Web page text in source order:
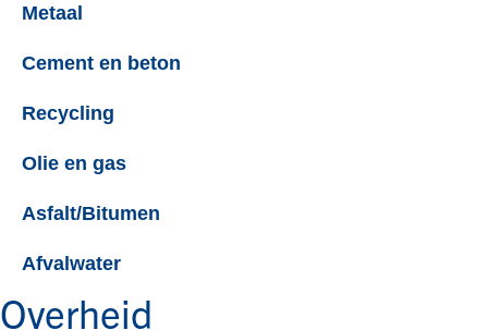
Metaal
Cement en beton
Recycling
Olie en gas
Asfalt/Bitumen
Afvalwater
Overheid